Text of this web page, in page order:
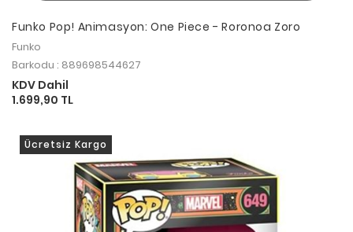
Funko Pop! Animasyon: One Piece - Roronoa Zoro
Funko
Barkodu : 889698544627
KDV Dahil
1.699,90 TL
Ücretsiz Kargo